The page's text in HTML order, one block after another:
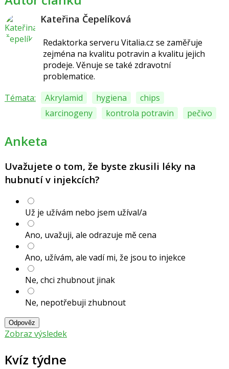
Kateřina Čepelíková
Redaktorka serveru Vitalia.cz se zaměřuje
zejména na kvalitu potravin a kvalitu jejich
prodeje. Věnuje se také zdravotní
problematice.
Témata:
Akrylamid hygiena
chips
karcinogeny
kontrola potravin pečivo
Anketa
Uvažujete o tom, že byste zkusili léky na
hubnutí v injekcích?
Už je užívám nebo jsem užíval/a
Ano, uvažuji, ale odrazuje mě cena
Ano, užívám, ale vadí mi, že jsou to injekce
Ne, chci zhubnout jinak
Ne, nepotřebuji zhubnout
Odpověz
Zobraz výsledek
Kvíz týdne